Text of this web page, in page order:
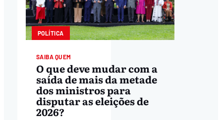
POLÍTICA
SAIBA QUEM
O que deve mudar com a
saída de mais da metade
dos ministros para
disputar as eleições de
2026?